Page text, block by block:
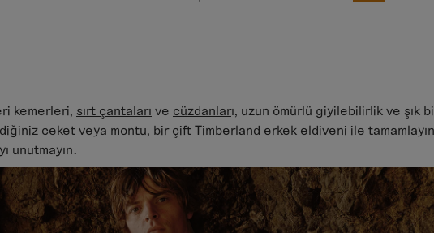
kemerleri, sırt çantaları ve cüzdanları, uzun ömürlü giyilebilirlik ve şık
ceket veya montu, bir çift Timberland erkek eldiveni ile
unutmayın.